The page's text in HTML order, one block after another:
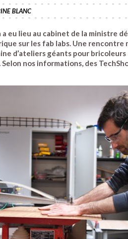
BLANC
eu lieu au cabinet de la ministre
sur les fab labs. Une rencontre
d’ateliers géants pour
nos informations, des
du Fac Lab, le fab lab de l'Université
bois (inspiré d'une oeuvre de
(cc) Ophelia Noor